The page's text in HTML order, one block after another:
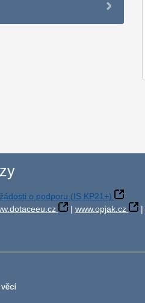
o podporu (IS KP21+)
| www.opjak.cz |